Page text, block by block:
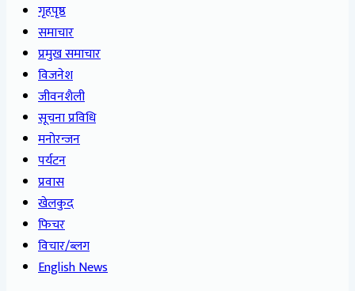
गृहपृष्ठ
समाचार
प्रमुख समाचार
विजनेश
जीवनशैली
सूचना प्रविधि
मनोरन्जन
पर्यटन
प्रवास
खेलकुद
फिचर
विचार/ब्लग
English News